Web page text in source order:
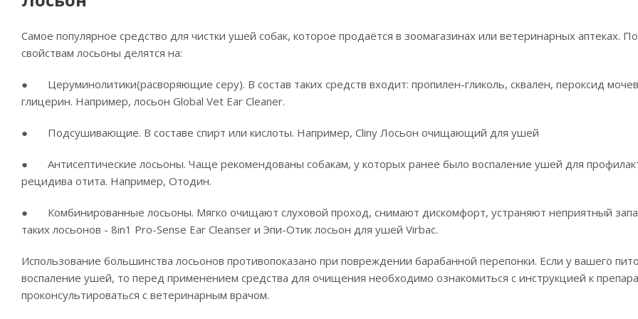
Самое популярное средство для чистки ушей собак, которое продаётся в зоомагазинах или ветеринарных аптеках.
свойствам лосьоны делятся на:
● Церуминолитики(расворяющие серу). В состав таких средств входит: пропилен-гликоль, сквален, пероксид
глицерин. Например, лосьон Global Vet Ear Cleaner.
● Подсушивающие. В составе спирт или кислоты. Например, Cliny Лосьон очищающий для ушей
● Антисептические лосьоны. Чаще рекомендованы собакам, у которых ранее было воспаление ушей для
рецидива отита. Например, Отодин.
● Комбинированные лосьоны. Мягко очищают слуховой проход, снимают дискомфорт, устраняют неприятный
таких лосьонов - 8in1 Pro-Sense Ear Cleanser и Эпи-Отик лосьон для ушей Virbaс.
Использование большинства лосьонов противопоказано при повреждении барабанной перепонки. Если у вашего
воспаление ушей, то перед применением средства для очищения необходимо ознакомиться с инструкцией к
проконсультироваться с ветеринарным врачом.